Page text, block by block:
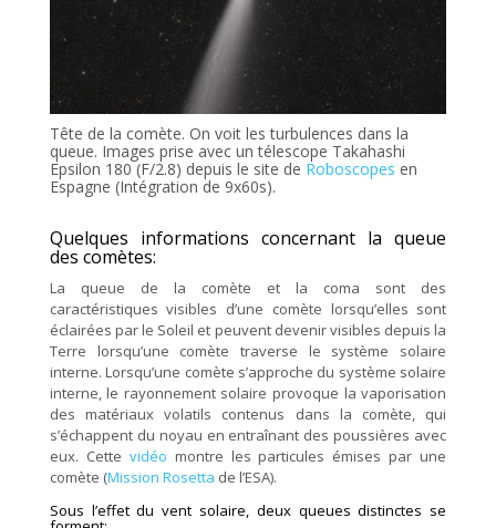
Tête de la comète. On voit les turbulences dans la
queue. Images prise avec un télescope Takahashi
Epsilon 180 (F/2.8) depuis le site de Roboscopes en
Espagne (Intégration de 9x60s).
Quelques informations concernant la queue
des comètes:
La queue de la comète et la coma sont des
caractéristiques visibles d’une comète lorsqu’elles sont
éclairées par le Soleil et peuvent devenir visibles depuis la
Terre lorsqu’une comète traverse le système solaire
interne. Lorsqu’une comète s’approche du système solaire
interne, le rayonnement solaire provoque la vaporisation
des matériaux volatils contenus dans la comète, qui
s’échappent du noyau en entraînant des poussières avec
eux. Cette vidéo montre les particules émises par une
comète (Mission Rosetta de l’ESA).
Sous l’effet du vent solaire, deux queues distinctes se